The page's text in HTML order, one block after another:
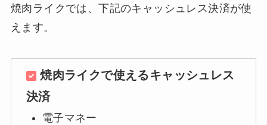
焼肉ライクでは、下記のキャッシュレス決済が使
えます。
焼肉ライクで使えるキャッシュレス
決済
電子マネー